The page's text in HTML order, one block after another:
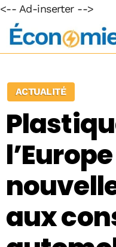
<-- Ad-inserter -->
ACTUALITÉ
aux